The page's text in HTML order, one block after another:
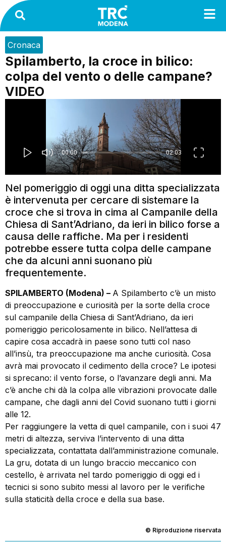
Cronaca
Spilamberto, la croce in bilico:
colpa del vento o delle campane?
VIDEO
Nel pomeriggio di oggi una ditta specializzata
è intervenuta per cercare di sistemare la
croce che si trova in cima al Campanile della
Chiesa di Sant’Adriano, da ieri in bilico forse a
causa delle raffiche. Ma per i residenti
potrebbe essere tutta colpa delle campane
che da alcuni anni suonano più
frequentemente.
SPILAMBERTO (Modena) – A Spilamberto c’è un misto
di preoccupazione e curiosità per la sorte della croce
sul campanile della Chiesa di Sant’Adriano, da ieri
pomeriggio pericolosamente in bilico. Nell’attesa di
capire cosa accadrà in paese sono tutti col naso
all’insù, tra preoccupazione ma anche curiosità. Cosa
avrà mai provocato il cedimento della croce? Le ipotesi
si sprecano: il vento forse, o l’avanzare degli anni. Ma
c’è anche chi dà la colpa alle vibrazioni provocate dalle
campane, che dagli anni del Covid suonano tutti i giorni
alle 12.
Per raggiungere la vetta di quel campanile, con i suoi 47
metri di altezza, serviva l’intervento di una ditta
specializzata, contattata dall’amministrazione comunale.
La gru, dotata di un lungo braccio meccanico con
cestello, è arrivata nel tardo pomeriggio di oggi ed i
tecnici si sono subito messi al lavoro per le verifiche
sulla staticità della croce e della sua base.
© Riproduzione riservata